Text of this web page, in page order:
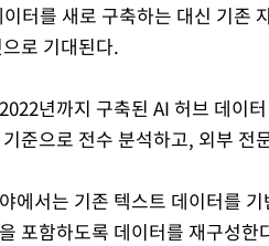
터를 새로 구축하는 대신 기존
로 기대된다.
년까지 구축된 AI 허브 데이
준으로 전수 분석하고, 외부 전
에서는 기존 텍스트 데이터를
포함하도록 데이터를 재구성한